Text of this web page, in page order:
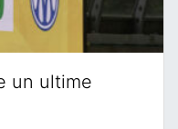
un ultime